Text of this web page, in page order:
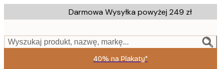
to
content.
Darmowa Wysyłka powyżej 249 zł
Wyszukaj produkt, nazwę, markę...
40% na Plakaty*